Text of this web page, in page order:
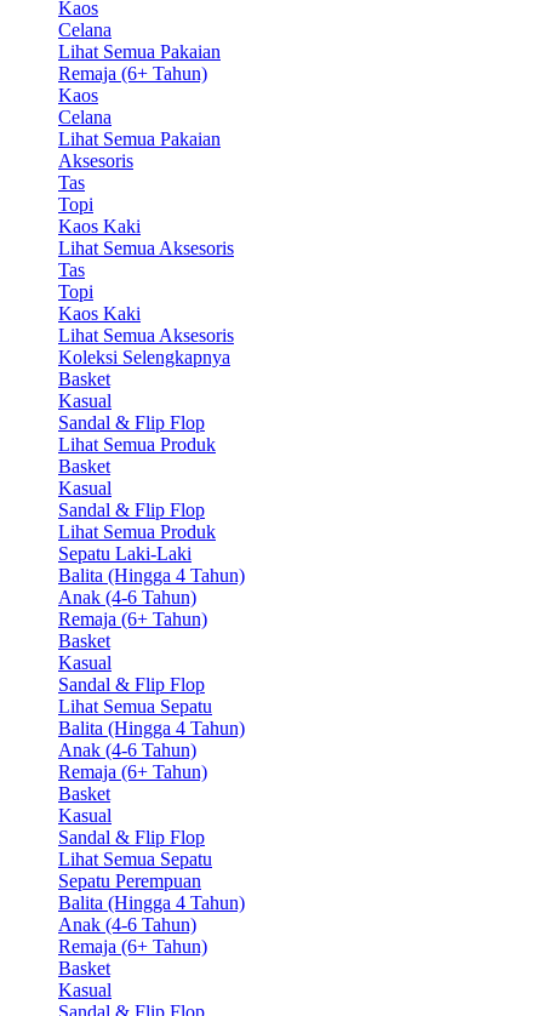
Kaos
Celana
Lihat Semua Pakaian
Remaja (6+ Tahun)
Kaos
Celana
Lihat Semua Pakaian
Aksesoris
Tas
Topi
Kaos Kaki
Lihat Semua Aksesoris
Tas
Topi
Kaos Kaki
Lihat Semua Aksesoris
Koleksi Selengkapnya
Basket
Kasual
Sandal & Flip Flop
Lihat Semua Produk
Basket
Kasual
Sandal & Flip Flop
Lihat Semua Produk
Sepatu Laki-Laki
Balita (Hingga 4 Tahun)
Anak (4-6 Tahun)
Remaja (6+ Tahun)
Basket
Kasual
Sandal & Flip Flop
Lihat Semua Sepatu
Balita (Hingga 4 Tahun)
Anak (4-6 Tahun)
Remaja (6+ Tahun)
Basket
Kasual
Sandal & Flip Flop
Lihat Semua Sepatu
Sepatu Perempuan
Balita (Hingga 4 Tahun)
Anak (4-6 Tahun)
Remaja (6+ Tahun)
Basket
Kasual
Sandal & Flip Flop